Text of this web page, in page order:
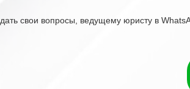
свои вопросы, ведущему юристу в